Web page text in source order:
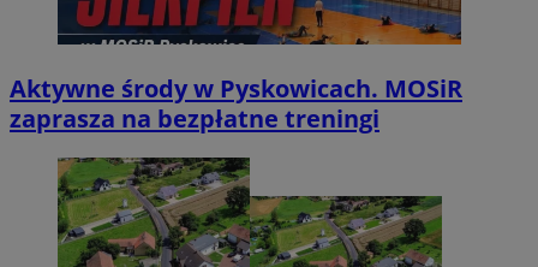
Aktywne środy w Pyskowicach. MOSiR
zaprasza na bezpłatne treningi